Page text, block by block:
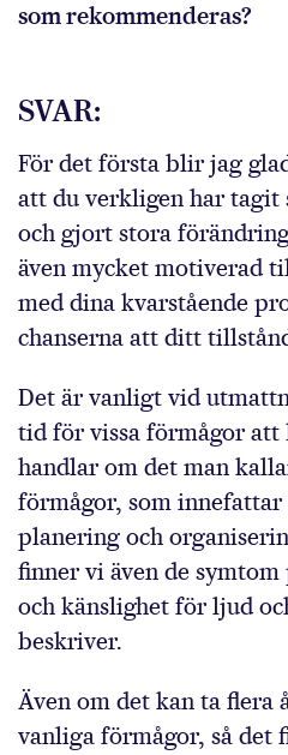
som rekommenderas?
SVAR:
För det första blir jag
att du verkligen har tagit
och gjort stora
även mycket motiverad
med dina kvarstående
chanserna att ditt
Det är vanligt vid
tid för vissa förmågor
handlar om det man
förmågor, som
planering och
finner vi även de symtom
och känslighet för ljud
beskriver.
Även om det kan ta flera
vanliga förmågor, så det